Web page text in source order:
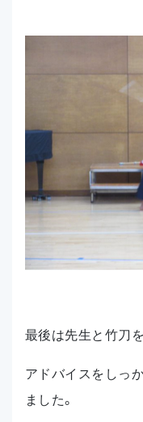
最後は先生と竹刀
アドバイスをしっ
ました。